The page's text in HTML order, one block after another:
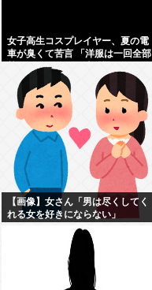
女子高生コスプレイヤー、夏の電
車が臭くて苦言 「洋服は一回全部
熱湯につけよう！洗濯機はキッチ
ンハイター薄めた水で一回まわそ
う！」
【画像】女さん「男は尽くしてく
れる女を好きにならない」